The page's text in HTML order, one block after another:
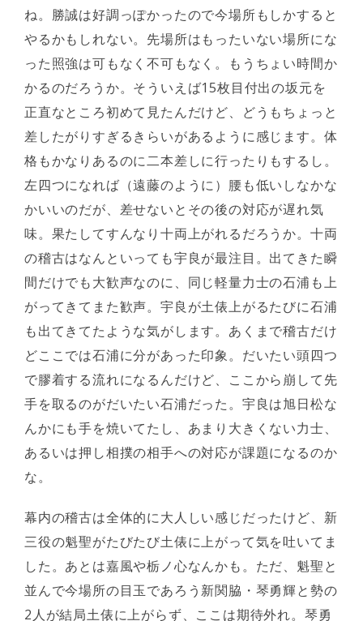
ね。勝誠は好調っぽかったので今場所もしかすると
やるかもしれない。先場所はもったいない場所にな
った照強は可もなく不可もなく。もうちょい時間か
かるのだろうか。そういえば15枚目付出の坂元を
正直なところ初めて見たんだけど、どうもちょっと
差したがりすぎるきらいがあるように感じます。体
格もかなりあるのに二本差しに行ったりもするし。
左四つになれば（遠藤のように）腰も低いしなかな
かいいのだが、差せないとその後の対応が遅れ気
味。果たしてすんなり十両上がれるだろうか。十両
の稽古はなんといっても宇良が最注目。出てきた瞬
間だけでも大歓声なのに、同じ軽量力士の石浦も上
がってきてまた歓声。宇良が土俵上がるたびに石浦
も出てきてたような気がします。あくまで稽古だけ
どここでは石浦に分があった印象。だいたい頭四つ
で膠着する流れになるんだけど、ここから崩して先
手を取るのがだいたい石浦だった。宇良は旭日松な
んかにも手を焼いてたし、あまり大きくない力士、
あるいは押し相撲の相手への対応が課題になるのか
な。
幕内の稽古は全体的に大人しい感じだったけど、新
三役の魁聖がたびたび土俵に上がって気を吐いてま
した。あとは嘉風や栃ノ心なんかも。ただ、魁聖と
並んで今場所の目玉であろう新関脇・琴勇輝と勢の
2人が結局土俵に上がらず、ここは期待外れ。琴勇